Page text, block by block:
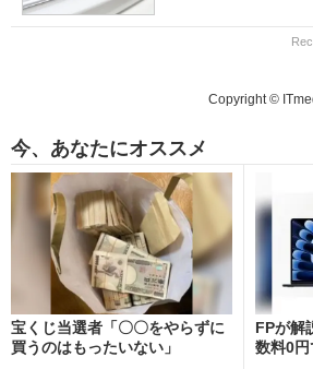
Copyright ©
今、あなたにオススメ
宝くじ当選者「〇〇をやらずに
買うのはもったいない」
FPが解
数料0円